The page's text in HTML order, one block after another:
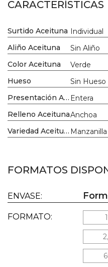
CARACTERÍSTICAS
Surtido Aceituna Individual
Aliño Aceituna
Sin Aliño
Color Aceituna
Verde
Hueso
Sin Hueso
Presentación Aceituna Entera
Relleno AceitunaAnchoa
Variedad Aceituna Manzanilla
FORMATOS
ENVASE:
FORMATO: